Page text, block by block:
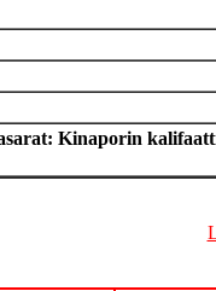
Kinaporin